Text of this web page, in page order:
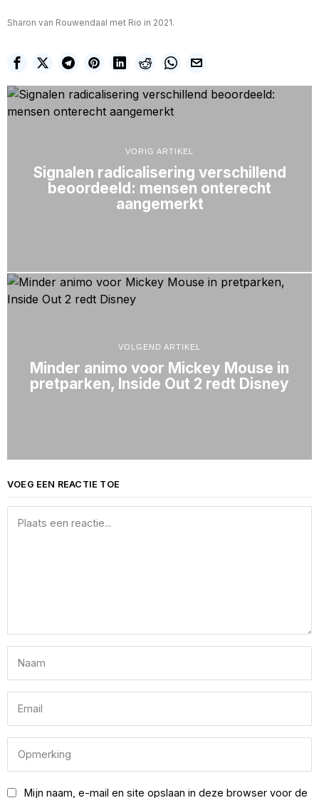
Sharon van Rouwendaal met Rio in 2021.
VORIG ARTIKEL
Signalen radicalisering verschillend
beoordeeld: mensen onterecht
aangemerkt
VOLGEND ARTIKEL
Minder animo voor Mickey Mouse in
pretparken, Inside Out 2 redt Disney
VOEG EEN REACTIE TOE
Mijn naam, e-mail en site opslaan in deze browser voor de